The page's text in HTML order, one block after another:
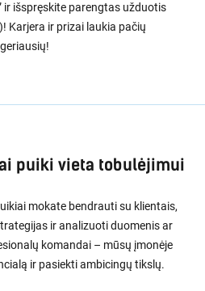
ir išspręskite parengtas užduotis
Karjera ir prizai laukia pačių
geriausių!
puiki vieta tobulėjimui
mokate bendrauti su klientais,
ir analizuoti duomenis ar
komandai – mūsų įmonėje
ir pasiekti ambicingų tikslų.